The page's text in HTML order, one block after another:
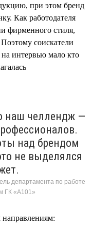
при этом бренд
Как работодателя
фирменного стиля,
соискатели
интервью мало кто
наш челлендж —
над брендом
не выделялся
департамента по работе
ГК «А101»
направлениям: